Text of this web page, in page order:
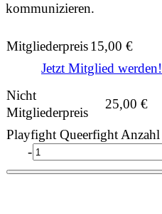
kommunizieren.
Mitgliederpreis15,00€
Jetzt Mitglied werden!
Nicht
Mitgliederpreis
25,00€
Playfight Queerfight Anzahl
-